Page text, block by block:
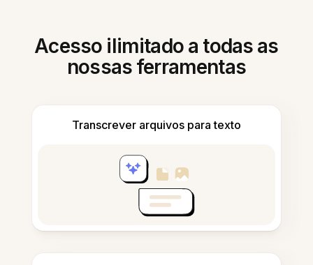
Acesso ilimitado a todas as
nossas ferramentas
Transcrever arquivos para texto